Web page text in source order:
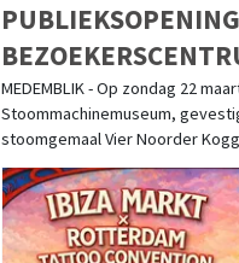
MEDEMBLIK - Op zondag 22
Stoommachinemuseum,
stoomgemaal Vier Noorder